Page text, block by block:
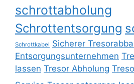
schrottabholung
Schrottentsorgung
Schrottkabel Sicherer
Entsorgungsunternehmen
lassen Tresor Abholung